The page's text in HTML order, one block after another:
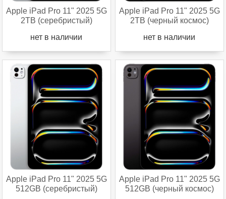
Apple iPad Pro 11" 2025 5G
2TB (серебристый)
нет в наличии
Apple iPad Pro 11" 2025 5G
2TB (черный космос)
нет в наличии
Apple iPad Pro 11" 2025 5G
512GB (серебристый)
Apple iPad Pro 11" 2025 5G
512GB (черный космос)